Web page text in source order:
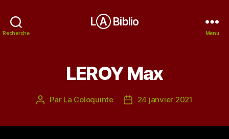
Recherche
LⒶ Biblio
Menu
LEROY Max
Auteur
Par La Coloquinte
Date24 janvier 2021